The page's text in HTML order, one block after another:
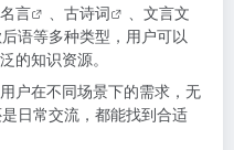
名言 、 古诗词
、文言文
语等多种类型，用户可以
的知识资源。
户在不同场景下的需求，无
日常交流，都能找到合适